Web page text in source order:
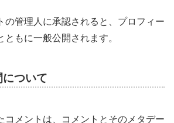
の管理人に承認されると、プロフィー
ともに一般公開されます。
ついて
コメントは、コメントとそのメタデー